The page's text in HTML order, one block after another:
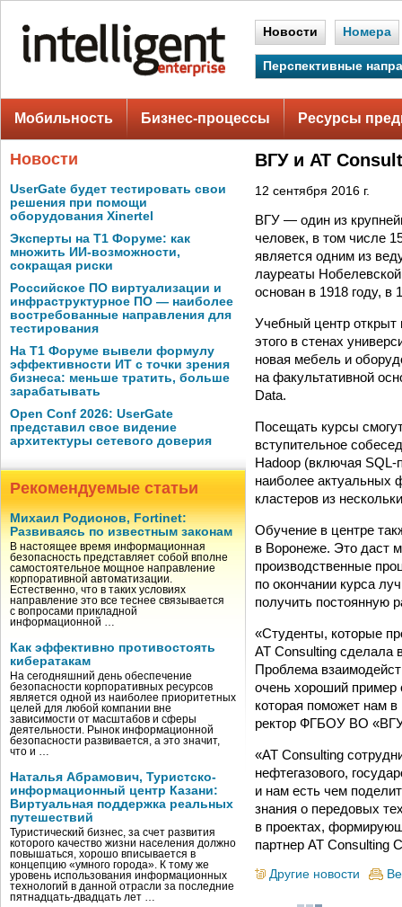
Новости Номера
Перспективные
Мобильность Бизнес-процессы Ресурсы
Новости
UserGate будет тестировать свои
решения при помощи
оборудования Xinertel
Эксперты на Т1 Форуме: как
множить ИИ-возможности,
сокращая риски
Российское ПО виртуализации и
инфраструктурное ПО — наиболее
востребованные направления для
тестирования
На Т1 Форуме вывели формулу
эффективности ИТ с точки зрения
бизнеса: меньше тратить, больше
зарабатывать
Open Conf 2026: UserGate
представил свое видение
архитектуры сетевого доверия
Рекомендуемые статьи
Михаил Родионов, Fortinet:
Развиваясь по известным законам
В настоящее время информационная
безопасность представляет собой вполне
самостоятельное мощное направление
корпоративной автоматизации.
Естественно, что в таких условиях
направление это все теснее связывается
с вопросами прикладной
информационной …
Как эффективно противостоять
кибератакам
На сегодняшний день обеспечение
безопасности корпоративных ресурсов
является одной из наиболее приоритетных
целей для любой компании вне
зависимости от масштабов и сферы
деятельности. Рынок информационной
безопасности развивается, а это значит,
что и …
Наталья Абрамович, Туристско-
информационный центр Казани:
Виртуальная поддержка реальных
путешествий
Туристический бизнес, за счет развития
которого качество жизни населения должно
повышаться, хорошо вписывается в
концепцию «умного города». К тому же
уровень использования информационных
технологий в данной отрасли за последние
пятнадцать-двадцать лет …
ВГУ и AT
12 сентября 2016 г.
ВГУ — один из
человек, в том числе
является одним из
лауреаты
основан в 1918 году, в
Учебный центр открыт
этого в стенах
новая мебель и
на факультативной
Data.
Посещать курсы
вступительное
Hadoop (включая SQL-
наиболее актуальных
кластеров из
Обучение в центре
в Воронеже. Это даст
производственные
по окончании курса
получить постоянную
«Студенты, которые
AT Consulting сделала
Проблема
очень хороший пример
которая поможет нам
ректор ФГБОУ ВО
«AT Consulting
нефтегазового,
и нам есть чем
знания о передовых
в проектах,
партнер AT Consulting
Другие новости